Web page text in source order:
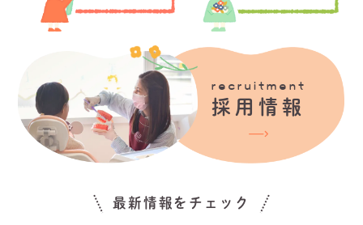
recruitment
採用情報
最新情報をチェック